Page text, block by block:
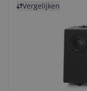
Vergelijken